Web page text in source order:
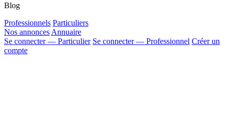
Blog
Professionnels Particuliers
Nos annonces Annuaire
Se connecter — Particulier Se connecter — Professionnel Créer un
compte